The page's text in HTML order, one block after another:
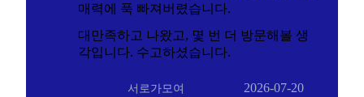
매력에 푹 빠져버렸습니다.
대만족하고 나왔고, 몇 번 더 방문해볼 생
각입니다. 수고하셨습니다.
서로가모여 2026-07-20